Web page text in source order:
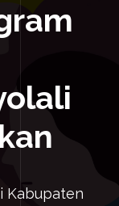
Kabupaten